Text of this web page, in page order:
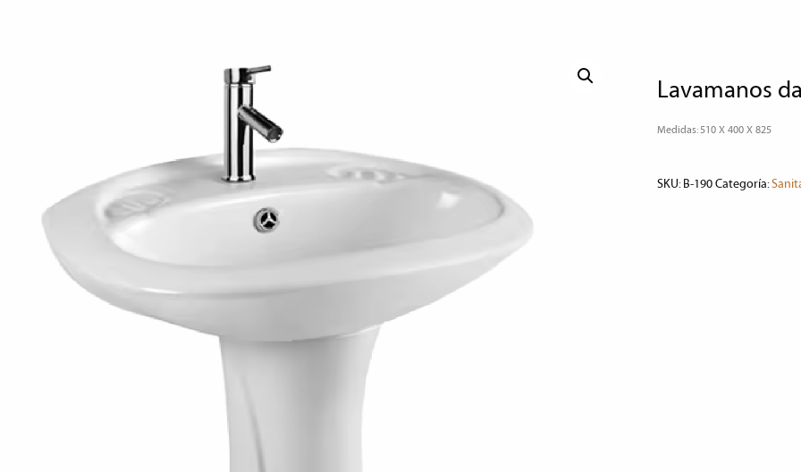
lavamanos
Medidas: 510 X 400 X 825
SKU:B-190Categoría: